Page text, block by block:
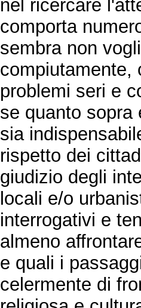
nel ricercare
comporta
sembra non
compiutamente,
problemi seri e
se quanto sopra
sia
rispetto dei
giudizio degli
locali e/o
interrogativi e
almeno
e quali i
celermente di